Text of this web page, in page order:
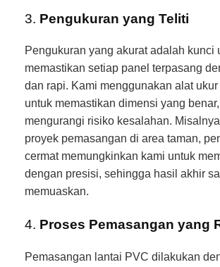
3. Pengukuran yang Teliti
Pengukuran yang akurat adalah kunci
memastikan setiap panel terpasang
dan rapi. Kami menggunakan alat ukur
untuk memastikan dimensi yang
mengurangi risiko kesalahan.
proyek pemasangan di area taman,
cermat memungkinkan kami untuk
dengan presisi, sehingga hasil akhir
memuaskan.
4. Proses Pemasangan yang
Pemasangan lantai PVC dilakukan